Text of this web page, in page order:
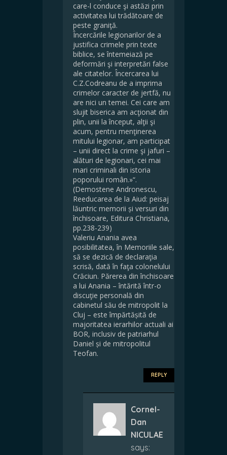
care-l conduce şi astăzi prin
activitatea lui trădătoare de
peste graniţă.
Încercările legionarilor de a
justifica crimele prin texte
biblice, se întemeiază pe
deformări şi interpretări false
ale citatelor. Încercarea lui
C.Z.Codreanu de a imprima
crimelor caracter de jertfă, nu
are nici un temei. Cei care am
slujit biserica am acţionat din
plin, unii la început, alţii şi
acum, pentru menţinerea
mitului legionar, am participat
– unii direct la crime şi jafuri –
alături de legionari, cei mai
mari criminali din istoria
poporului român.»“.
(Demostene Andronescu,
Reeducarea de la Aiud: peisaj
lăuntric memorii și versuri din
închisoare, Editura Christiana,
pp.238-239)
Valeriu Anania avea
posibilitatea, în Memoriile sale,
să se dezică de declaraţia
scrisă, dată în faţa colonelului
Crăciun. Părerea din închisoare
a lui Anania – întărită într-o
discuţie personală din
cabinetul său de mitropolit la
Cluj – este împărtășită de
majoritatea ierarhilor actuali ai
BOR, inclusiv de patriarhul
Daniel și de mitropolitul
Teofan.
REPLY
Cornel-
Dan
NICULAE
says: